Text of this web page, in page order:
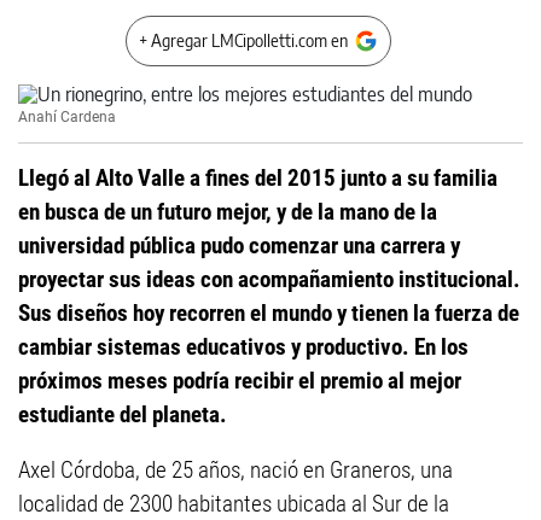
+ Agregar LMCipolletti.com en
Anahí Cardena
Llegó al Alto Valle a fines del 2015 junto a su familia
en busca de un futuro mejor, y de la mano de la
universidad pública pudo comenzar una carrera y
proyectar sus ideas con acompañamiento institucional.
Sus diseños hoy recorren el mundo y tienen la fuerza de
cambiar sistemas educativos y productivo. En los
próximos meses podría recibir el premio al mejor
estudiante del planeta.
Axel Córdoba, de 25 años, nació en Graneros, una
localidad de 2300 habitantes ubicada al Sur de la